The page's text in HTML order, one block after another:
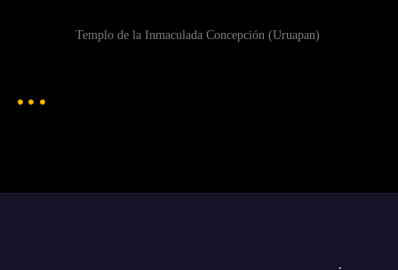
Templo de la Inmaculada Concepción (Uruapan)